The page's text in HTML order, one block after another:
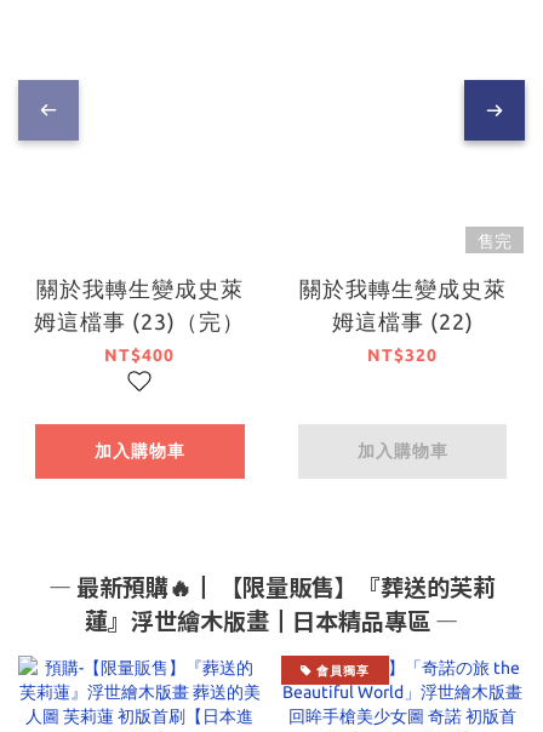
關於我轉生變成史萊
姆這檔事 (23)（完）
NT$400
加入購物車
售完
關於我轉生變成史萊
姆這檔事 (22)
NT$320
加入購物車
― 最新預購🔥┃ 【限量販售】『葬送的芙莉
蓮』浮世繪木版畫┃日本精品專區 ―
會員獨享